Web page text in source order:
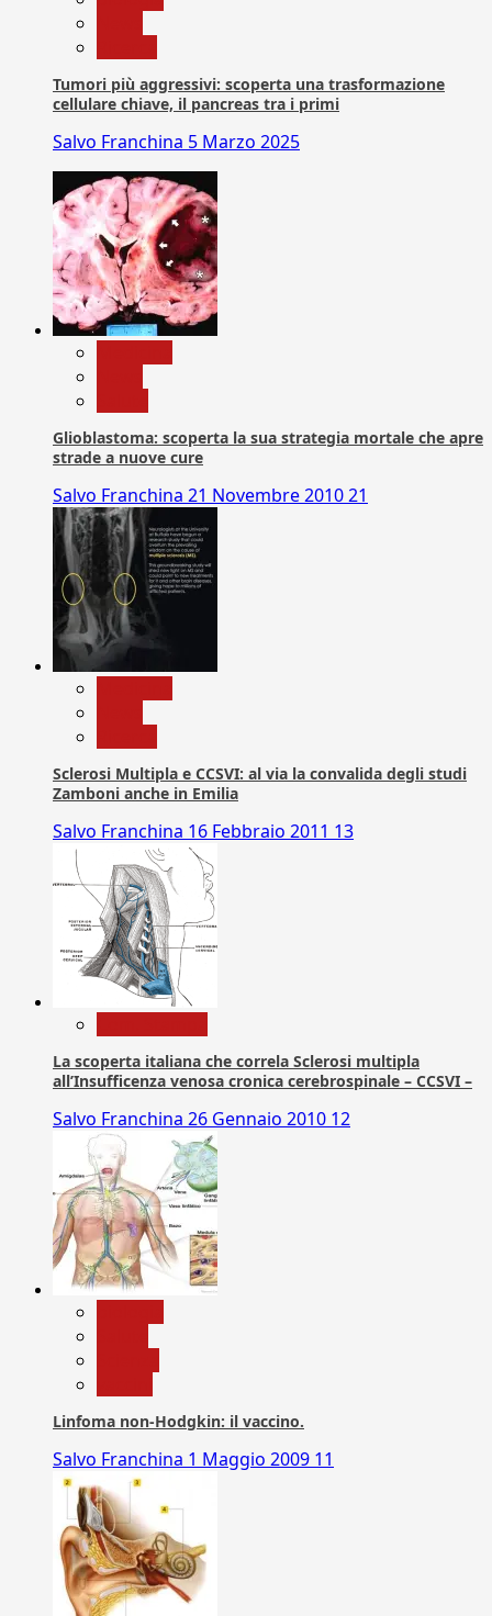
Tumori più aggressivi: scoperta una trasformazione
cellulare chiave, il pancreas tra i primi
Salvo Franchina 5 Marzo 2025
Glioblastoma: scoperta la sua strategia mortale che apre
strade a nuove cure
Salvo Franchina 21 Novembre 201021
Sclerosi Multipla e CCSVI: al via la convalida degli studi
Zamboni anche in Emilia
Salvo Franchina 16 Febbraio 2011 13
La scoperta italiana che correla Sclerosi multipla
all’Insufficenza venosa cronica cerebrospinale – CCSVI –
Salvo Franchina 26 Gennaio 2010 12
Linfoma non-Hodgkin: il vaccino.
Salvo Franchina 1 Maggio 2009 11